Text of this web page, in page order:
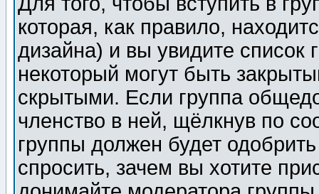
которая, как правило,
дизайна) и вы увидите список
некоторый могут быть
скрытыми. Если группа
членство в ней, щёлкнув по
группы должен будет
спросить, зачем вы хотите